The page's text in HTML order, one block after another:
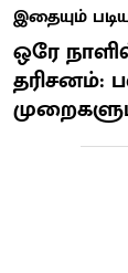
இதையும்
ஒரே
தரிசனம்: